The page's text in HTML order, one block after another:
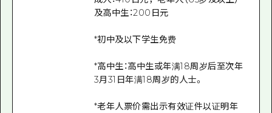
及高中生：200日元
*初中及以下学生免费
*高中生：高中生或年满18周岁后至次年
3月31日年满18周岁的人士。
*老年人票价需出示有效证件以证明年